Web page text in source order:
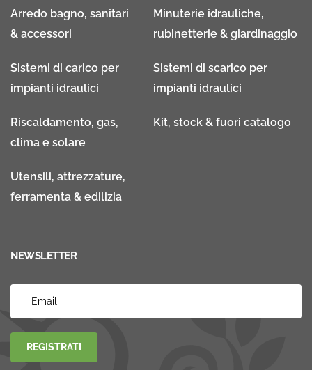
Arredo bagno, sanitari
& accessori
Minuterie idrauliche,
rubinetterie & giardinaggio
Sistemi di carico per
impianti idraulici
Sistemi di scarico per
impianti idraulici
Riscaldamento, gas,
clima e solare
Kit, stock & fuori catalogo
Utensili, attrezzature,
ferramenta & edilizia
NEWSLETTER
REGISTRATI